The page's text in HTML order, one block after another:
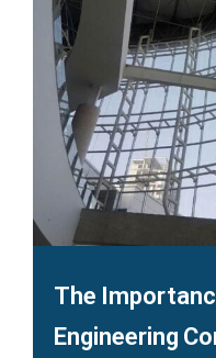
The
Engineering